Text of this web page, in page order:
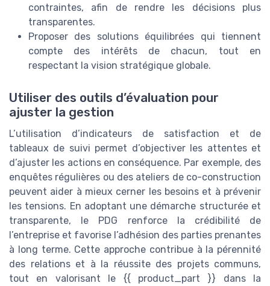
contraintes, afin de rendre les décisions plus
transparentes.
Proposer des solutions équilibrées qui tiennent
compte des intérêts de chacun, tout en
respectant la vision stratégique globale.
Utiliser des outils d’évaluation pour
ajuster la gestion
L’utilisation d’indicateurs de satisfaction et de
tableaux de suivi permet d’objectiver les attentes et
d’ajuster les actions en conséquence. Par exemple, des
enquêtes régulières ou des ateliers de co-construction
peuvent aider à mieux cerner les besoins et à prévenir
les tensions. En adoptant une démarche structurée et
transparente, le PDG renforce la crédibilité de
l’entreprise et favorise l’adhésion des parties prenantes
à long terme. Cette approche contribue à la pérennité
des relations et à la réussite des projets communs,
tout en valorisant le {{ product_part }} dans la